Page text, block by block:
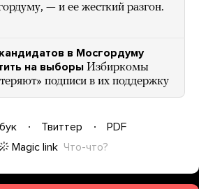
— и ее жесткий разгон.
в Мосгордуму
на выборы Избиркомы
подписи в их поддержку
Твиттер
PDF
Magic link Что-что?